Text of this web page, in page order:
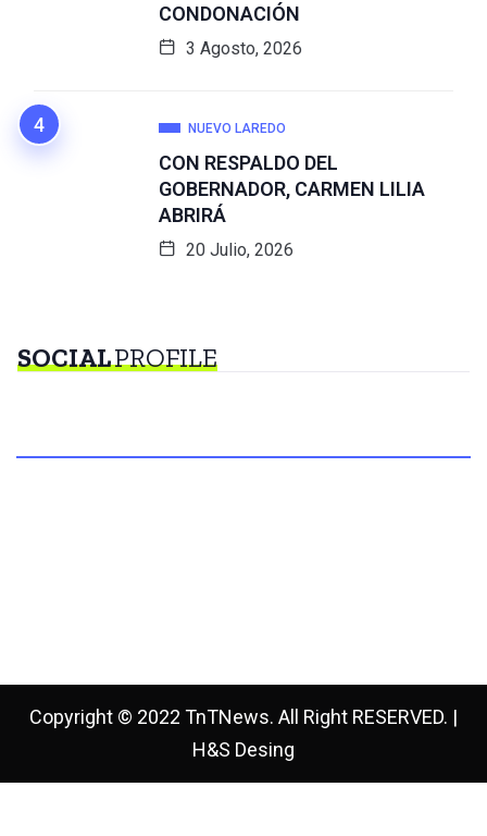
CONDONACIÓN
3 Agosto, 2026
NUEVO LAREDO
CON RESPALDO DEL
GOBERNADOR, CARMEN LILIA
ABRIRÁ
20 Julio, 2026
SOCIALPROFILE
Copyright © 2022 TnTNews. All Right RESERVED. |
H&S Desing